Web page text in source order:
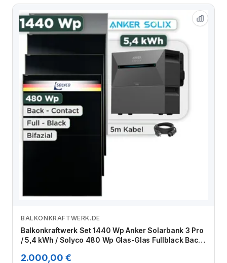
Zum Angebot
BALKONKRAFTWERK.DE
Balkonkraftwerk Set 1440 Wp Anker Solarbank 3 Pro
/ 5,4 kWh / Solyco 480 Wp Glas-Glas Fullblack Back
2.000,00 €